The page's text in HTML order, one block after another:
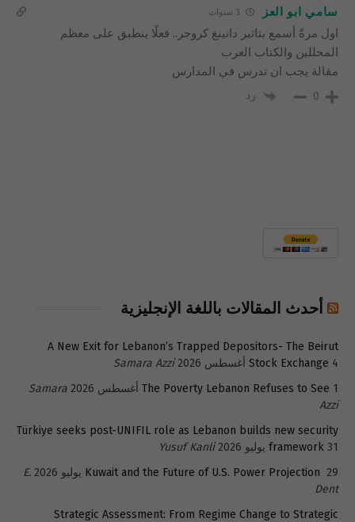
سامي ابو العز
اول مرةً أسمع بتاثير دانينغ كروجر.. فعلًا ينطبق على معظم
المحللين والكتاب العرب
مقالة يجب ان تدرس في المدارس
0 رد
أحدث المقالات باللغة الإنجليزية
A New Exit for Lebanon’s Trapped Depositors- The Beirut
Stock Exchange 4 أغسطس 2026
Samara Azzi
The Poverty Lebanon Refuses to See 1 أغسطس 2026
Samara
Azzi
Türkiye seeks post-UNIFIL role as Lebanon builds new security
framework 31 يوليو 2026
Yusuf Kanli
Kuwait and the Future of U.S. Power Projection 29 يوليو 2026
E.
Dent
Strategic Assessment: From Regime Change to Strategic